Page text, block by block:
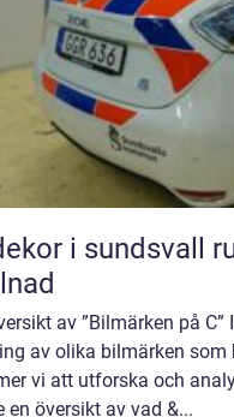
sundsvall rullande reklam som gör
av ”Bilmärken på
av olika bilmärken som
vi att utforska och
en översikt av vad &...